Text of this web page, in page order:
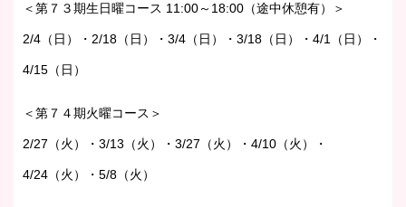
＜第７３期生日曜コース 11:00～18:00（途中休憩有）＞
2/4（日）・2/18（日）・3/4（日）・3/18（日）・4/1（日）・
4/15（日）
＜第７４期火曜コース＞
2/27（火）・3/13（火）・3/27（火）・4/10（火）・
4/24（火）・5/8（火）